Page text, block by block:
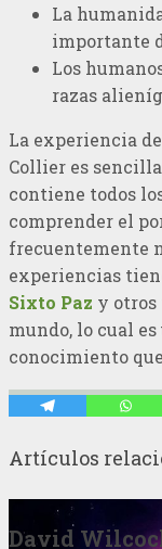
La
importante
Los
razas
La experiencia
Collier es
contiene todos
comprender el
frecuentemente
experiencias
Sixto Paz y otros
mundo, lo cual
conocimiento
Artículos
David